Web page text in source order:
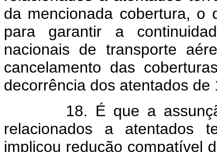
da mencionada cobertura, o
para garantir a
nacionais de transporte
cancelamento das
decorrência dos atentados
18. É que a assunção
relacionados a atentados
implicou redução compatível